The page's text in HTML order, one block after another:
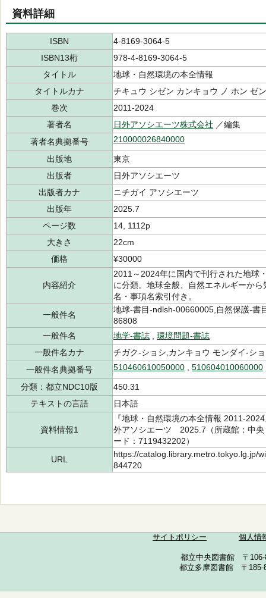
資料詳細
ISBN
4-8169-3064-5
ISBN13桁
978-4-8169-3064-5
タイトル
地球・自然環境の本全情報
タイトルカナ
チキュウ シゼン カンキョウ ノ ホン ゼ
巻次
2011-2024
著者名
日外アソシエーツ株式会社 ／編集
著者名典拠番号
210000026840000
出版地
東京
出版者
日外アソシエーツ
出版者カナ
ニチガイ アソシエーツ
出版年
2025.7
ページ数
14, 1112p
大きさ
22cm
価格
¥30000
内容紹介
2011～2024年に国内で刊行された地球
に分類。地球全般、自然エネルギーか
名・事項名索引付き。
一般件名
地球-書目-ndlsh-00660005,自然保護-書
86808
一般件名
地学-書誌
環境問題-書誌
一般件名カナ
チガク-ショシ,カンキョウ モンダイ-シ
一般件名典拠番号
510460610050000 510604010060000
分類：都立NDC10版
450.31
テキストの言語
日本語
資料情報1
『地球・自然環境の本全情報 2011-
外アソシエーツ 2025.7（所蔵館：
ード：7119432202）
URL
https://catalog.library.metro.tokyo.lg.jp/
844720
サイトポリシー 個人情
都立中央図書館 〒
都立多摩図書館 〒185-